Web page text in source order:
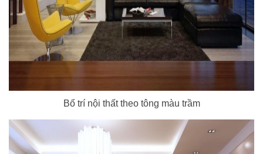
Bố trí nội thất theo tông màu trầm